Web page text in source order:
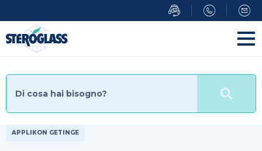
al
contenuto
principale
APPLIKON GETINGE